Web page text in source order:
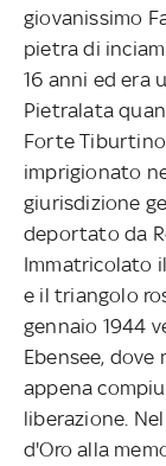
giovanissimo
pietra di
16 anni ed era
Pietralata
Forte
imprigionato
giurisdizione
deportato da
Immatricolato
e il triangolo
gennaio 1944
Ebensee, dove
appena
liberazione.
d'Oro alla